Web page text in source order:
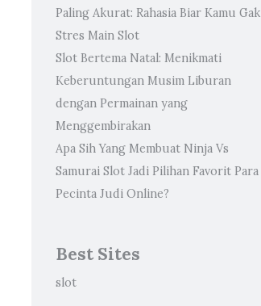
Paling Akurat: Rahasia Biar Kamu Gak
Stres Main Slot
Slot Bertema Natal: Menikmati
Keberuntungan Musim Liburan
dengan Permainan yang
Menggembirakan
Apa Sih Yang Membuat Ninja Vs
Samurai Slot Jadi Pilihan Favorit Para
Pecinta Judi Online?
Best Sites
slot